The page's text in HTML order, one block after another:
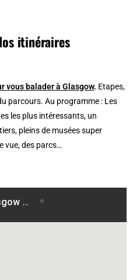
itinéraires
vous balader à Glasgow. Etapes,
parcours. Au programme : Les
les plus intéressants, un
pleins de musées super
vue, des parcs…